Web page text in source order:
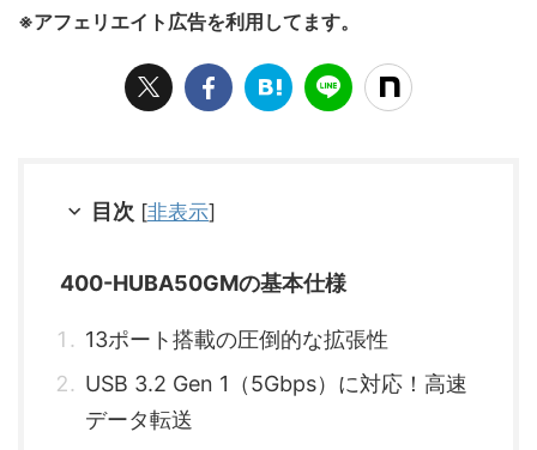
※アフェリエイト広告を利用してます。
目次 [非表示]
400-HUBA50GMの基本仕様
13ポート搭載の圧倒的な拡張性
USB 3.2 Gen 1（5Gbps）に対応！高速
データ転送